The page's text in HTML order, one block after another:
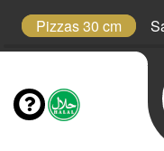
Pizzas 30 cm